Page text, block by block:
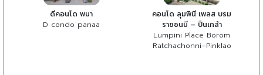
ดีคอนโด พนา
D condo panaa
คอนโด ลุมพินี เพลส บรม
ราชชนนี – ปิ่นเกล้า
Lumpini Place Borom
Ratchachonni–Pinklao